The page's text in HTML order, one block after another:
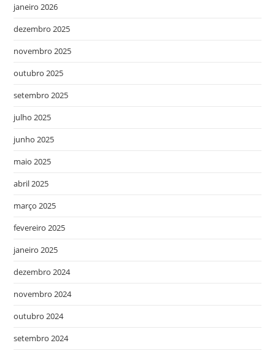
janeiro 2026
dezembro 2025
novembro 2025
outubro 2025
setembro 2025
julho 2025
junho 2025
maio 2025
abril 2025
março 2025
fevereiro 2025
janeiro 2025
dezembro 2024
novembro 2024
outubro 2024
setembro 2024